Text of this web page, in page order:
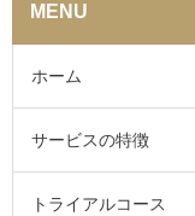
MENU
ホーム
サービスの特徴
トライアルコース